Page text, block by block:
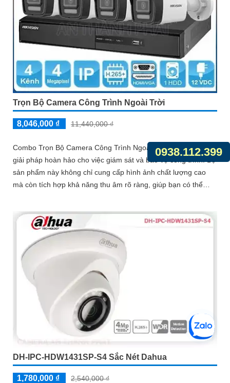
Trọn Bộ Camera Công Trình Ngoài Trời
8,046,000 ₫ 11,440,000 ₫
Combo Trọn Bộ Camera Công Trình Ngoài Trời Hikvision là
giải pháp hoàn hảo cho việc giám sát và bảo vệ công trình. Bộ
sản phẩm này không chỉ cung cấp hình ảnh chất lượng cao
mà còn tích hợp khả năng thu âm rõ ràng, giúp bạn có thể
DH-IPC-HDW1431SP-S4 Sắc Nét Dahua
1,780,000 ₫ 2,540,000 ₫
0938.112.399